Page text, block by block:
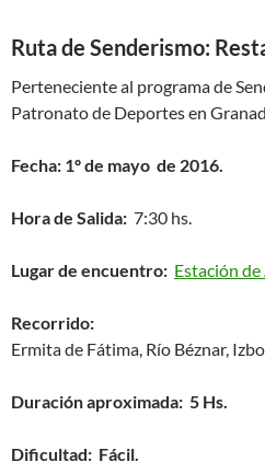
Ruta de Senderismo:
Perteneciente al programa de
Patronato de Deportes en
Fecha: 1º de mayo de 2016.
Hora de Salida: 7:30 hs.
Lugar de encuentro: Estación
Recorrido:
Ermita de Fátima, Río Béznar,
Duración aproximada: 5 Hs.
Dificultad: Fácil.